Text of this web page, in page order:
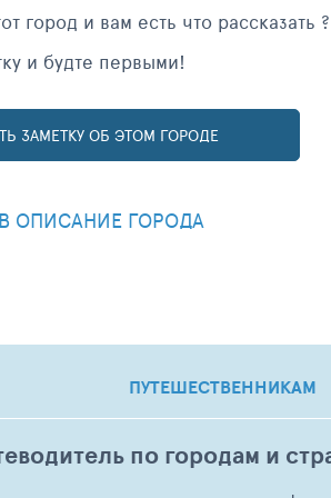
город и вам есть что рассказать ?
и будте первыми!
ЗАМЕТКУ ОБ ЭТОМ ГОРОДЕ
ОПИСАНИЕ ГОРОДА
ПУТЕШЕСТВЕННИКАМ
по городам и